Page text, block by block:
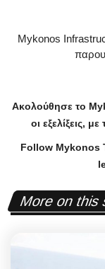
Mykonos
Ακολούθησε το
οι εξελίξεις,
Follow Mykonos
More on this